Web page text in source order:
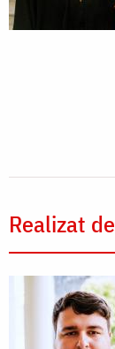
Realizat de